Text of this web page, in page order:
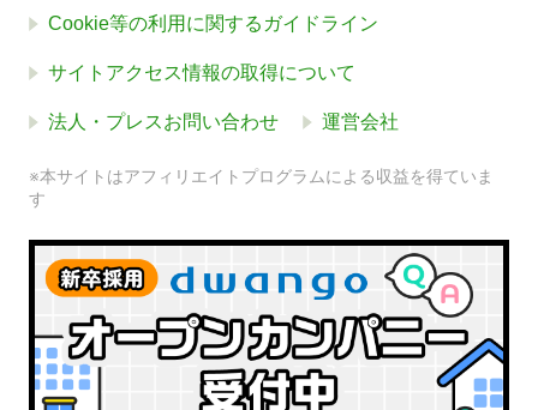
Cookie等の利用に関するガイドライン
サイトアクセス情報の取得について
法人・プレスお問い合わせ 運営会社
※本サイトはアフィリエイトプログラムによる収益を得ていま
す